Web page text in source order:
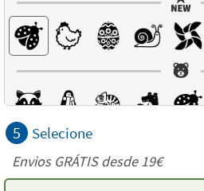
5 Selecione
Envios GRÁTIS desde 19€